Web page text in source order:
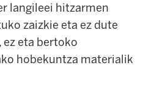
langileei hitzarmen
zaizkie eta ez dute
eta bertoko
hobekuntza materialik